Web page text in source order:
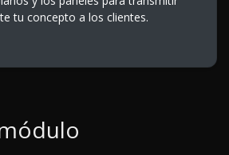
tu concepto a los clientes.